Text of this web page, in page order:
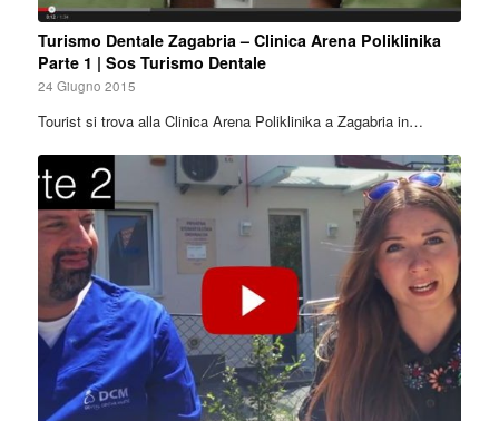
Turismo Dentale Zagabria – Clinica Arena Poliklinika
Parte 1 | Sos Turismo Dentale
24 Giugno 2015
Tourist si trova alla Clinica Arena Poliklinika a Zagabria in…